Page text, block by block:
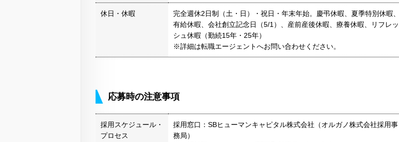
休日・休暇
完全週休2日制（土・日）・祝日・年末年始。慶弔休暇、夏季特別休暇、
有給休暇、会社創立記念日（5/1）、産前産後休暇、療養休暇、リフレッ
シュ休暇（勤続15年・25年）
※詳細は転職エージェントへお問い合わせください。
応募時の注意事項
採用スケジュール・
プロセス
採用窓口：SBヒューマンキャピタル株式会社（オルガノ株式会社採用事
務局）